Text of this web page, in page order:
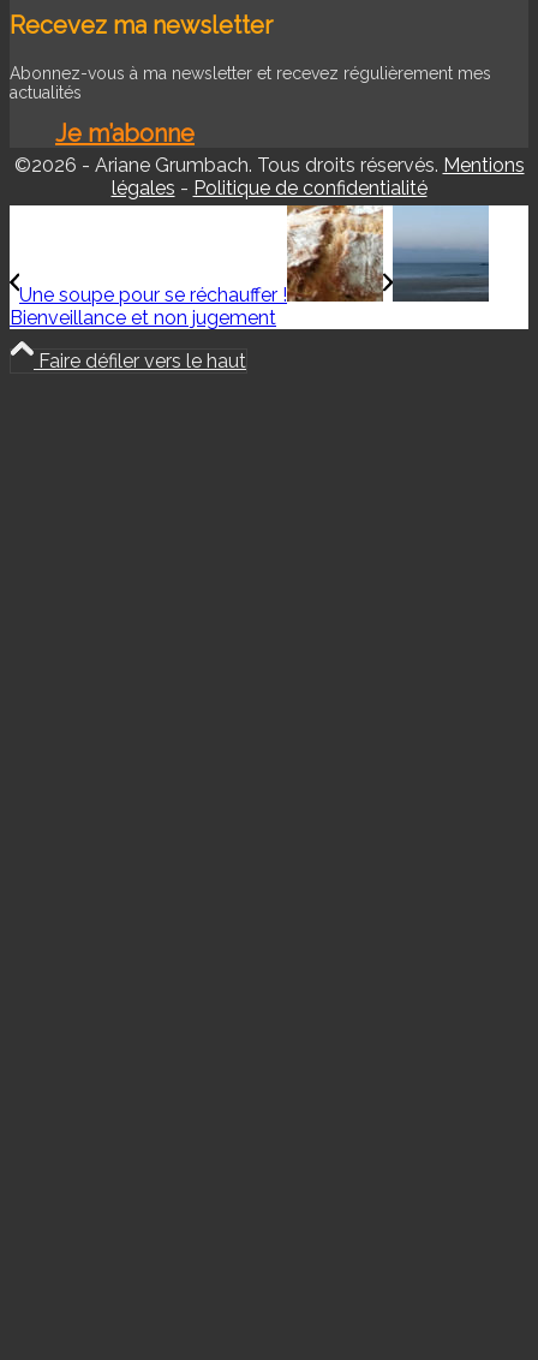
Recevez ma newsletter
Abonnez-vous à ma newsletter et recevez régulièrement mes
actualités
Je m’abonne
©2026 - Ariane Grumbach. Tous droits réservés. Mentions
légales - Politique de confidentialité
Une soupe pour se réchauffer !
Bienveillance et non jugement
Faire défiler vers le haut